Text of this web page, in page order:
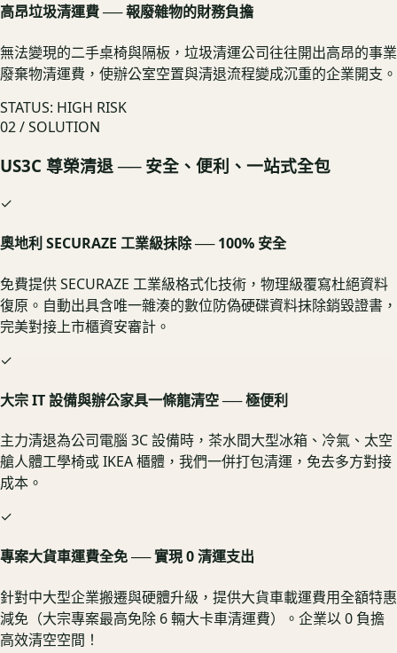
高昂垃圾清運費 ── 報廢雜物的財務負擔
無法變現的二手桌椅與隔板，垃圾清運公司往往開出高昂的事業
廢棄物清運費，使辦公室空置與清退流程變成沉重的企業開支。
STATUS: HIGH RISK
02 / SOLUTION
US3C 尊榮清退 ── 安全、便利、一站式全包
✓
奧地利 SECURAZE 工業級抹除 ── 100% 安全
免費提供 SECURAZE 工業級格式化技術，物理級覆寫杜絕資料
復原。自動出具含唯一雜湊的數位防偽硬碟資料抹除銷毀證書，
完美對接上市櫃資安審計。
✓
大宗 IT 設備與辦公家具一條龍清空 ── 極便利
主力清退為公司電腦 3C 設備時，茶水間大型冰箱、冷氣、太空
艙人體工學椅或 IKEA 櫃體，我們一併打包清運，免去多方對接
成本。
✓
專案大貨車運費全免 ── 實現 0 清運支出
針對中大型企業搬遷與硬體升級，提供大貨車載運費用全額特惠
減免（大宗專案最高免除 6 輛大卡車清運費）。企業以 0 負擔
高效清空空間！